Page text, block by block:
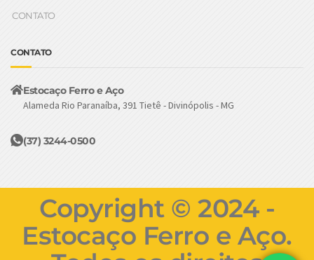
CONTATO
CONTATO
Estocaço Ferro e Aço
Alameda Rio Paranaíba, 391 Tietê - Divinópolis - MG
(37) 3244-0500
Copyright © 2024 -
Estocaço Ferro e Aço.